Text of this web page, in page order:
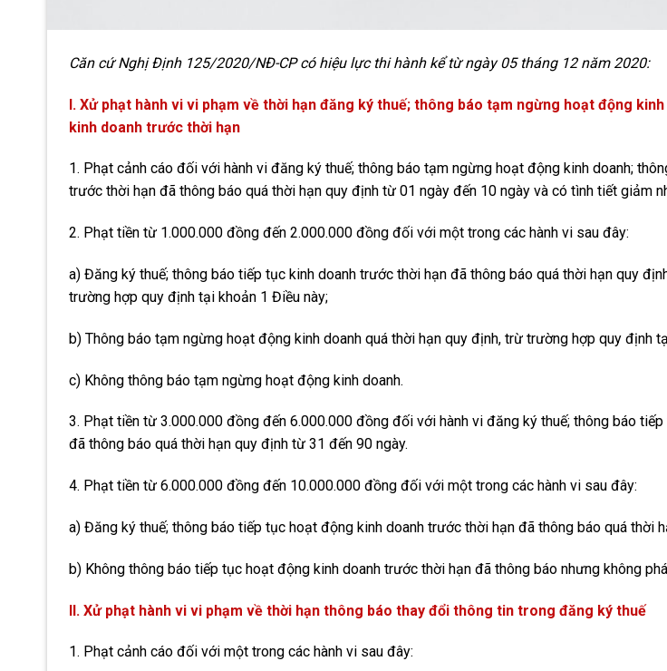
Căn cứ Nghị Định 125/2020/NĐ-CP có hiệu lực thi hành kể từ ngày 05 tháng 12 năm 2020:
I. Xử phạt hành vi vi phạm về thời hạn đăng ký thuế; thông báo tạm ngừng hoạt động
kinh doanh trước thời hạn
1. Phạt cảnh cáo đối với hành vi đăng ký thuế; thông báo tạm ngừng hoạt động kinh doanh;
trước thời hạn đã thông báo quá thời hạn quy định từ 01 ngày đến 10 ngày và có tình tiết giảm
2. Phạt tiền từ 1.000.000 đồng đến 2.000.000 đồng đối với một trong các hành vi sau đây:
a) Đăng ký thuế; thông báo tiếp tục kinh doanh trước thời hạn đã thông báo quá thời hạn quy
trường hợp quy định tại khoản 1 Điều này;
b) Thông báo tạm ngừng hoạt động kinh doanh quá thời hạn quy định, trừ trường hợp quy định
c) Không thông báo tạm ngừng hoạt động kinh doanh.
3. Phạt tiền từ 3.000.000 đồng đến 6.000.000 đồng đối với hành vi đăng ký thuế; thông báo
đã thông báo quá thời hạn quy định từ 31 đến 90 ngày.
4. Phạt tiền từ 6.000.000 đồng đến 10.000.000 đồng đối với một trong các hành vi sau đây:
a) Đăng ký thuế; thông báo tiếp tục hoạt động kinh doanh trước thời hạn đã thông báo quá thời
b) Không thông báo tiếp tục hoạt động kinh doanh trước thời hạn đã thông báo nhưng không
II. Xử phạt hành vi vi phạm về thời hạn thông báo thay đổi thông tin trong đăng ký thuế
1. Phạt cảnh cáo đối với một trong các hành vi sau đây: